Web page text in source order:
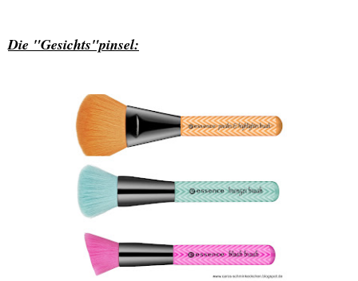
Die "Gesichts"pinsel: